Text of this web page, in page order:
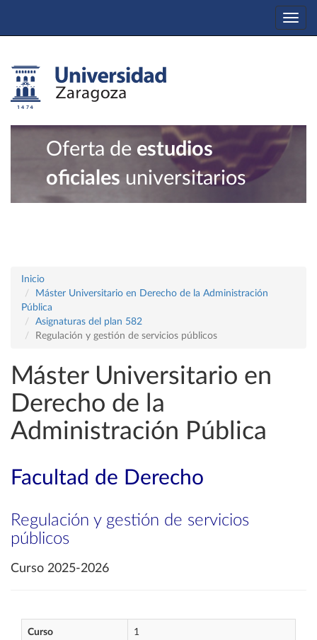
Oferta de estudios
oficiales universitarios
Inicio
Máster Universitario en Derecho de la Administración
Pública
Asignaturas del plan 582
Regulación y gestión de servicios públicos
Máster Universitario en
Derecho de la
Administración Pública
Facultad de Derecho
Regulación y gestión de servicios
públicos
Curso 2025-2026
Curso 1